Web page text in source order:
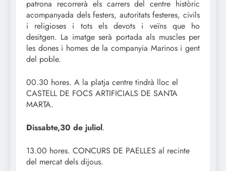
patrona recorrerà els carrers del centre històric
acompanyada dels festers, autoritats festeres, civils
i religioses i tots els devots i veïns que ho
desitgen. La imatge serà portada als muscles per
les dones i homes de la companyia Marinos i gent
del poble.
00.30 hores. A la platja centre tindrà lloc el
CASTELL DE FOCS ARTIFICIALS DE SANTA
MARTA.
Dissabte,30 de juliol.
13.00 hores. CONCURS DE PAELLES al recinte
del mercat dels dijous.